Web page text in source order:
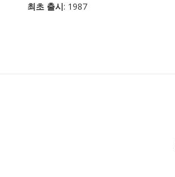
최초 출시: 1987